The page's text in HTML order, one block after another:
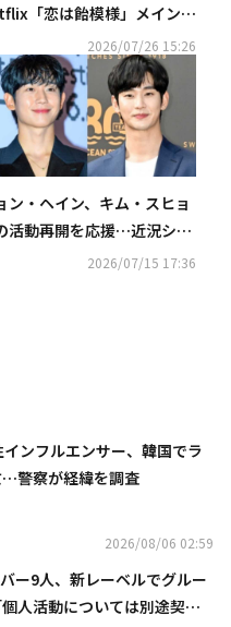
「恋は飴模様」メインポ
ーと予告映像を公開
2026/07/26 15:26
ン・ヘイン、キム・スヒョ
活動再開を応援…近況ショ
に「いいね」が話題
2026/07/15 17:36
ンフルエンサー、韓国でラ
警察が経緯を調査
2026/08/06 02:59
ー9人、新レーベルでグルー
人活動については別途契約